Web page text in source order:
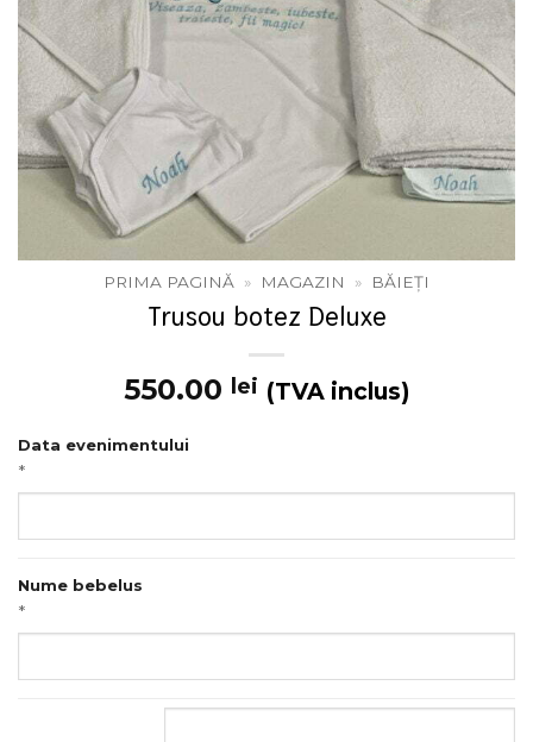
PRIMA PAGINĂ » MAGAZIN » BĂIEȚI
Trusou botez Deluxe
550.00 lei (TVA inclus)
Data evenimentului
*
Nume bebelus
*